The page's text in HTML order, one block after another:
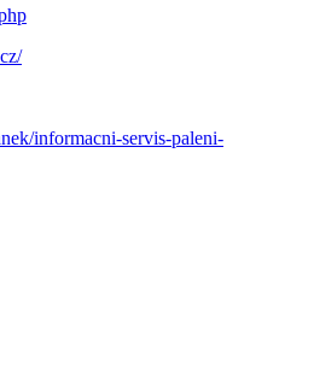
informacni-servis-paleni-